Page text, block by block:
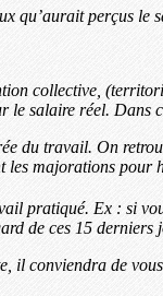
qu’aurait perçus le
collective,
salaire réel. Dans
du travail. On
majorations pour
pratiqué. Ex : si
de ces 15
il conviendra de